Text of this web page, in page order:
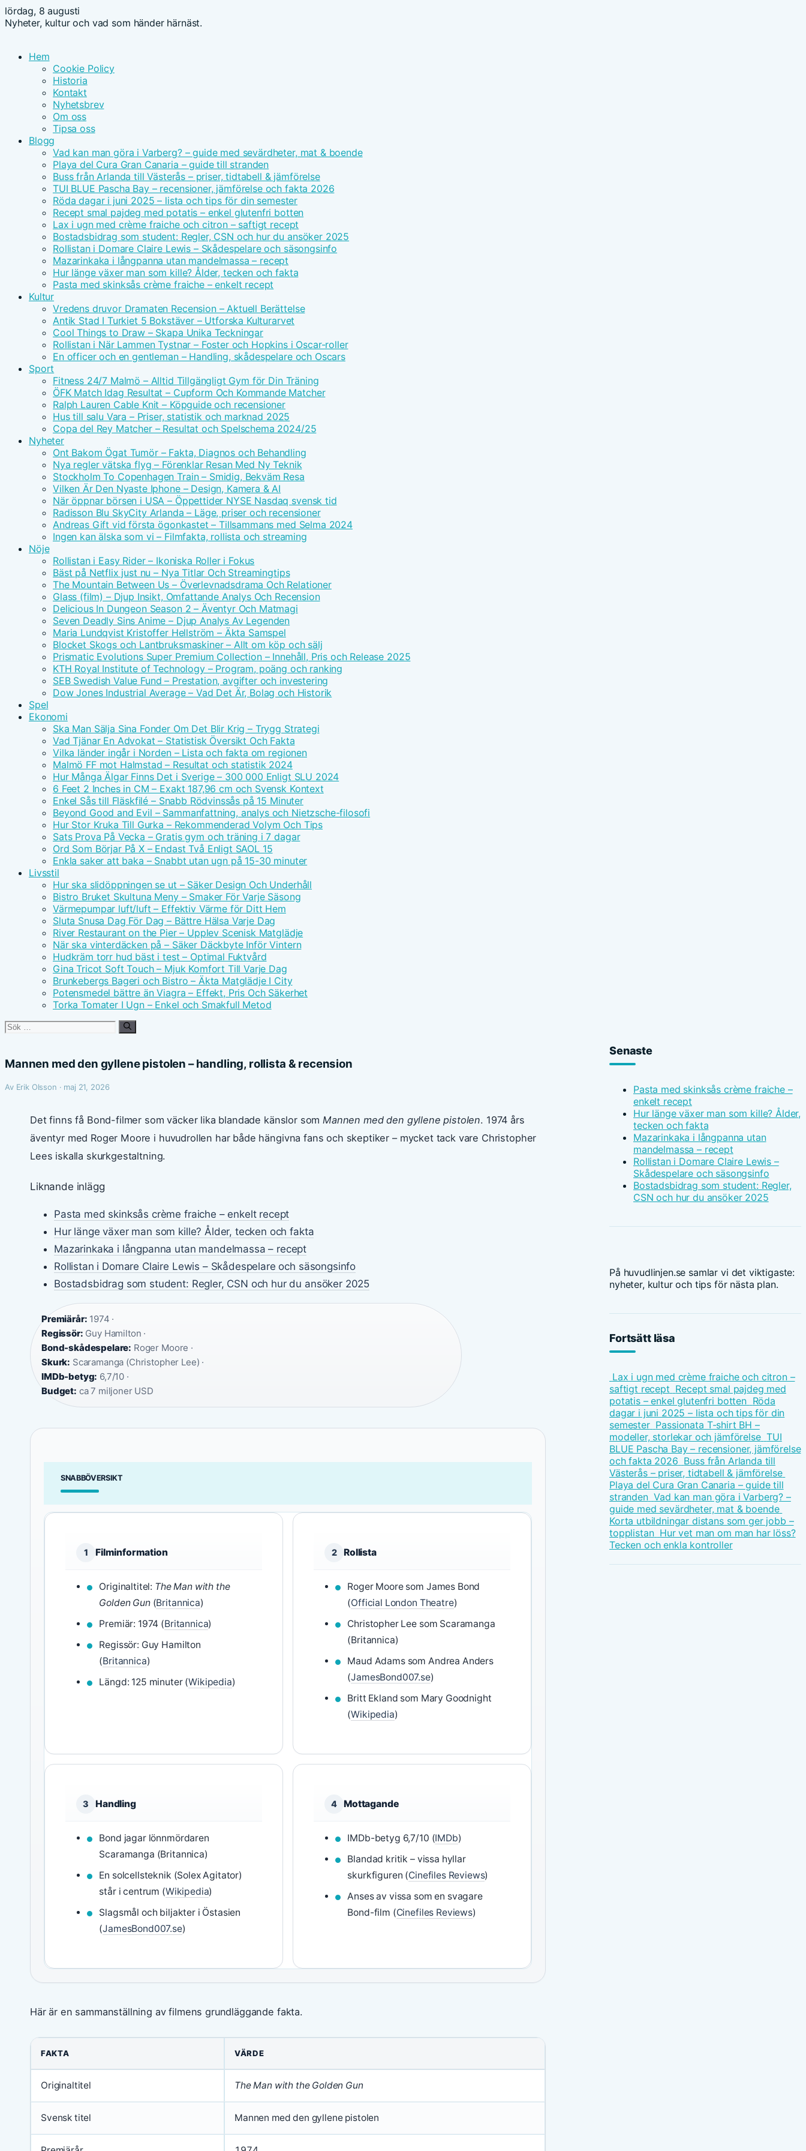
lördag, 8 augusti
Nyheter, kultur och vad som händer härnäst.
Hem
Cookie Policy
Historia
Kontakt
Nyhetsbrev
Om oss
Tipsa oss
Blogg
Vad kan man göra i Varberg? – guide med sevärdheter, mat & boende
Playa del Cura Gran Canaria – guide till stranden
Buss från Arlanda till Västerås – priser, tidtabell & jämförelse
TUI BLUE Pascha Bay – recensioner, jämförelse och fakta 2026
Röda dagar i juni 2025 – lista och tips för din semester
Recept smal pajdeg med potatis – enkel glutenfri botten
Lax i ugn med crème fraiche och citron – saftigt recept
Bostadsbidrag som student: Regler, CSN och hur du ansöker 2025
Rollistan i Domare Claire Lewis – Skådespelare och säsongsinfo
Mazarinkaka i långpanna utan mandelmassa – recept
Hur länge växer man som kille? Ålder, tecken och fakta
Pasta med skinksås crème fraiche – enkelt recept
Kultur
Vredens druvor Dramaten Recension – Aktuell Berättelse
Antik Stad I Turkiet 5 Bokstäver – Utforska Kulturarvet
Cool Things to Draw – Skapa Unika Teckningar
Rollistan i När Lammen Tystnar – Foster och Hopkins i Oscar-roller
En officer och en gentleman – Handling, skådespelare och Oscars
Sport
Fitness 24/7 Malmö – Alltid Tillgängligt Gym för Din Träning
ÖFK Match Idag Resultat – Cupform Och Kommande Matcher
Ralph Lauren Cable Knit – Köpguide och recensioner
Hus till salu Vara – Priser, statistik och marknad 2025
Copa del Rey Matcher – Resultat och Spelschema 2024/25
Nyheter
Ont Bakom Ögat Tumör – Fakta, Diagnos och Behandling
Nya regler vätska flyg – Förenklar Resan Med Ny Teknik
Stockholm To Copenhagen Train – Smidig, Bekväm Resa
Vilken Är Den Nyaste Iphone – Design, Kamera & AI
När öppnar börsen i USA – Öppettider NYSE Nasdaq svensk tid
Radisson Blu SkyCity Arlanda – Läge, priser och recensioner
Andreas Gift vid första ögonkastet – Tillsammans med Selma 2024
Ingen kan älska som vi – Filmfakta, rollista och streaming
Nöje
Rollistan i Easy Rider – Ikoniska Roller i Fokus
Bäst på Netflix just nu – Nya Titlar Och Streamingtips
The Mountain Between Us – Överlevnadsdrama Och Relationer
Glass (film) – Djup Insikt, Omfattande Analys Och Recension
Delicious In Dungeon Season 2 – Äventyr Och Matmagi
Seven Deadly Sins Anime – Djup Analys Av Legenden
Maria Lundqvist Kristoffer Hellström – Äkta Samspel
Blocket Skogs och Lantbruksmaskiner – Allt om köp och sälj
Prismatic Evolutions Super Premium Collection – Innehåll, Pris och Release 2025
KTH Royal Institute of Technology – Program, poäng och ranking
SEB Swedish Value Fund – Prestation, avgifter och investering
Dow Jones Industrial Average – Vad Det Är, Bolag och Historik
Spel
Ekonomi
Ska Man Sälja Sina Fonder Om Det Blir Krig – Trygg Strategi
Vad Tjänar En Advokat – Statistisk Översikt Och Fakta
Vilka länder ingår i Norden – Lista och fakta om regionen
Malmö FF mot Halmstad – Resultat och statistik 2024
Hur Många Älgar Finns Det i Sverige – 300 000 Enligt SLU 2024
6 Feet 2 Inches in CM – Exakt 187,96 cm och Svensk Kontext
Enkel Sås till Fläskfilé – Snabb Rödvinssås på 15 Minuter
Beyond Good and Evil – Sammanfattning, analys och Nietzsche-filosofi
Hur Stor Kruka Till Gurka – Rekommenderad Volym Och Tips
Sats Prova På Vecka – Gratis gym och träning i 7 dagar
Ord Som Börjar På X – Endast Två Enligt SAOL 15
Enkla saker att baka – Snabbt utan ugn på 15-30 minuter
Livsstil
Hur ska slidöppningen se ut – Säker Design Och Underhåll
Bistro Bruket Skultuna Meny – Smaker För Varje Säsong
Värmepumpar luft/luft – Effektiv Värme för Ditt Hem
Sluta Snusa Dag För Dag – Bättre Hälsa Varje Dag
River Restaurant on the Pier – Upplev Scenisk Matglädje
När ska vinterdäcken på – Säker Däckbyte Inför Vintern
Hudkräm torr hud bäst i test – Optimal Fuktvård
Gina Tricot Soft Touch – Mjuk Komfort Till Varje Dag
Brunkebergs Bageri och Bistro – Äkta Matglädje I City
Potensmedel bättre än Viagra – Effekt, Pris Och Säkerhet
Torka Tomater I Ugn – Enkel och Smakfull Metod
Sök
Mannen med den gyllene pistolen – handling, rollista & recension
Av Erik Olsson · maj 21, 2026
Det finns få Bond-filmer som väcker lika blandade känslor som Mannen med den gyllene pistolen. 1974 års
äventyr med Roger Moore i huvudrollen har både hängivna fans och skeptiker – mycket tack vare Christopher
Lees iskalla skurkgestaltning.
Liknande inlägg
Pasta med skinksås crème fraiche – enkelt recept
Hur länge växer man som kille? Ålder, tecken och fakta
Mazarinkaka i långpanna utan mandelmassa – recept
Rollistan i Domare Claire Lewis – Skådespelare och säsongsinfo
Bostadsbidrag som student: Regler, CSN och hur du ansöker 2025
Premiärår: 1974 ·
Regissör: Guy Hamilton ·
Bond-skådespelare: Roger Moore ·
Skurk: Scaramanga (Christopher Lee) ·
IMDb-betyg: 6,7/10 ·
Budget: ca 7 miljoner USD
SNABBÖVERSIKT
1 Filminformation
Originaltitel: The Man with the
Golden Gun(Britannica)
Premiär: 1974 (Britannica)
Regissör: Guy Hamilton
(Britannica)
Längd: 125 minuter (Wikipedia)
2 Rollista
Roger Moore som James Bond
(Official London Theatre)
Christopher Lee som Scaramanga
(Britannica)
Maud Adams som Andrea Anders
(JamesBond007.se)
Britt Ekland som Mary Goodnight
(Wikipedia)
3 Handling
Bond jagar lönnmördaren
Scaramanga (Britannica)
En solcellsteknik (Solex Agitator)
står i centrum (Wikipedia)
Slagsmål och biljakter i Östasien
(JamesBond007.se)
4 Mottagande
IMDb-betyg 6,7/10 (IMDb)
Blandad kritik – vissa hyllar
skurkfiguren (Cinefiles Reviews)
Anses av vissa som en svagare
Bond-film (Cinefiles Reviews)
Här är en sammanställning av filmens grundläggande fakta.
FAKTA VÄRDE
Originaltitel The Man with the Golden Gun
Svensk titel Mannen med den gyllene pistolen
Senaste
Pasta med skinksås crème fraiche –
enkelt recept
Hur länge växer man som kille? Ålder,
tecken och fakta
Mazarinkaka i långpanna utan
mandelmassa – recept
Rollistan i Domare Claire Lewis –
Skådespelare och säsongsinfo
Bostadsbidrag som student: Regler,
CSN och hur du ansöker 2025
På huvudlinjen.se samlar vi det viktigaste:
nyheter, kultur och tips för nästa plan.
Fortsätt läsa
Lax i ugn med crème fraiche och citron –
saftigt recept Recept smal pajdeg med
potatis – enkel glutenfri botten Röda
dagar i juni 2025 – lista och tips för din
semester Passionata T-shirt BH –
modeller, storlekar och jämförelse TUI
BLUE Pascha Bay – recensioner, jämförelse
och fakta 2026 Buss från Arlanda till
Västerås – priser, tidtabell & jämförelse
Playa del Cura Gran Canaria – guide till
stranden Vad kan man göra i Varberg? –
guide med sevärdheter, mat & boende
Korta utbildningar distans som ger jobb –
topplistan Hur vet man om man har löss?
Tecken och enkla kontroller